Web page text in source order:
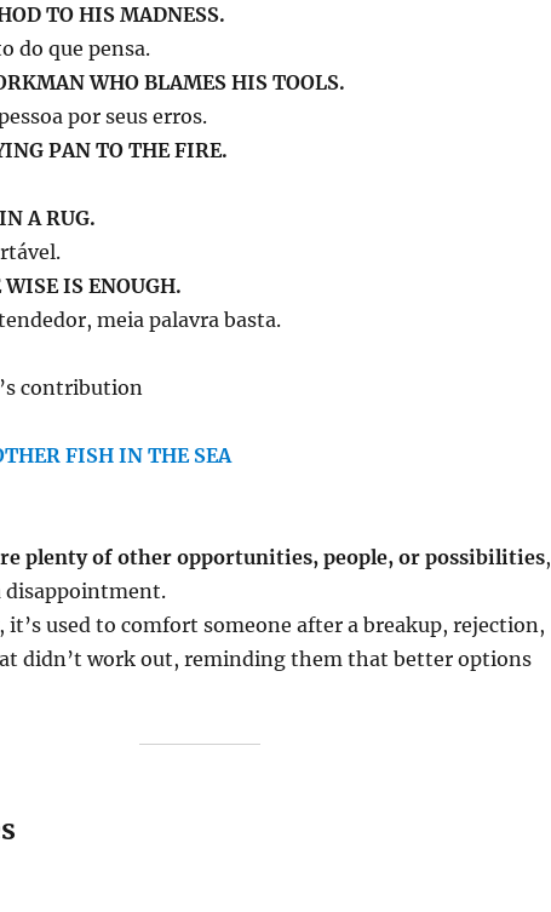
TO HIS MADNESS.
do que pensa.
WHO BLAMES HIS TOOLS.
por seus erros.
PAN TO THE FIRE.
A RUG.
IS ENOUGH.
meia palavra basta.
contribution
FISH IN THE SEA
plenty of other opportunities, people, or possibilities,
disappointment.
used to comfort someone after a breakup, rejection,
didn’t work out, reminding them that better options